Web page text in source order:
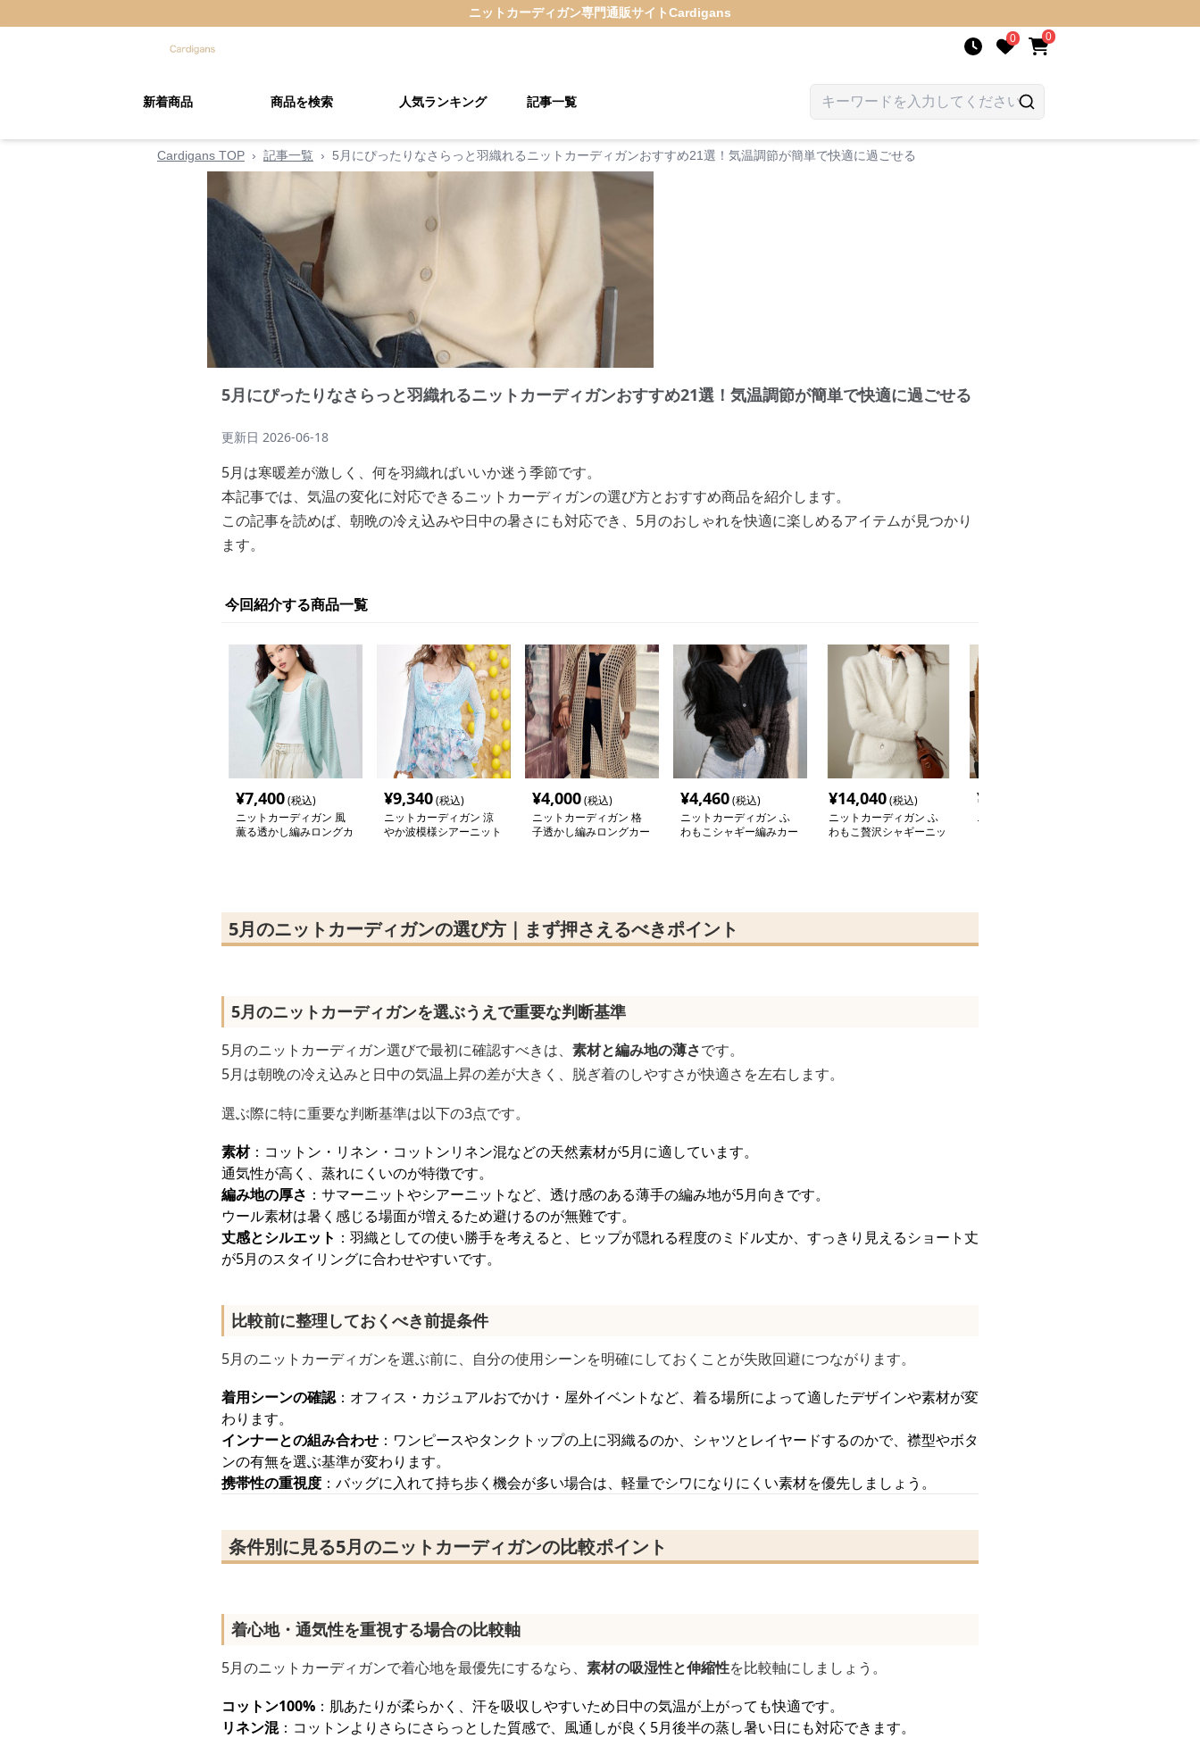
ニットカーディガン専門通販サイトCardigans
0 0
新着商品 商品を検索 人気ランキング 記事一覧
Cardigans TOP › 記事一覧 › 5月にぴったりなさらっと羽織れるニットカーディガンおすすめ21選！気温調節が簡単で快適に過ごせる
5月にぴったりなさらっと羽織れるニットカーディガンおすすめ21選！気温調節が簡単で快適に過ごせる
更新日 2026-06-18
5月は寒暖差が激しく、何を羽織ればいいか迷う季節です。
本記事では、気温の変化に対応できるニットカーディガンの選び方とおすすめ商品を紹介します。
この記事を読めば、朝晩の冷え込みや日中の暑さにも対応でき、5月のおしゃれを快適に楽しめるアイテムが見つかり
ます。
今回紹介する商品一覧
¥7,400(税込)
ニットカーディガン 風
薫る透かし編みロングカ
¥9,340(税込)
ニットカーディガン 涼
やか波模様シアーニット
¥4,000(税込)
ニットカーディガン 格
子透かし編みロングカー
¥4,460(税込)
ニットカーディガン ふ
わもこシャギー編みカー
¥14,040(税込)
ニットカーディガン ふ
わもこ贅沢シャギーニッ
¥
ニットカーディガン ニ
5月のニットカーディガンの選び方｜まず押さえるべきポイント
5月のニットカーディガンを選ぶうえで重要な判断基準
5月のニットカーディガン選びで最初に確認すべきは、 素材と編み地の薄さです。
5月は朝晩の冷え込みと日中の気温上昇の差が大きく、脱ぎ着のしやすさが快適さを左右します。
選ぶ際に特に重要な判断基準は以下の3点です。
素材：コットン・リネン・コットンリネン混などの天然素材が5月に適しています。
通気性が高く、蒸れにくいのが特徴です。
編み地の厚さ ：サマーニットやシアーニットなど、透け感のある薄手の編み地が5月向きです。
ウール素材は暑く感じる場面が増えるため避けるのが無難です。
丈感とシルエット ：羽織としての使い勝手を考えると、ヒップが隠れる程度のミドル丈か、すっきり見えるショート丈
が5月のスタイリングに合わせやすいです。
比較前に整理しておくべき前提条件
5月のニットカーディガンを選ぶ前に、自分の使用シーンを明確にしておくことが失敗回避につながります。
着用シーンの確認：オフィス・カジュアルおでかけ・屋外イベントなど、着る場所によって適したデザインや素材が変
わります。
インナーとの組み合わせ ：ワンピースやタンクトップの上に羽織るのか、シャツとレイヤードするのかで、襟型やボタ
ンの有無を選ぶ基準が変わります。
携帯性の重視度 ：バッグに入れて持ち歩く機会が多い場合は、軽量でシワになりにくい素材を優先しましょう。
条件別に見る5月のニットカーディガンの比較ポイント
着心地・通気性を重視する場合の比較軸
5月のニットカーディガンで着心地を最優先にするなら、 素材の吸湿性と伸縮性を比較軸にしましょう。
コットン100% ：肌あたりが柔らかく、汗を吸収しやすいため日中の気温が上がっても快適です。
リネン混：コットンよりさらにさらっとした質感で、風通しが良く5月後半の蒸し暑い日にも対応できます。